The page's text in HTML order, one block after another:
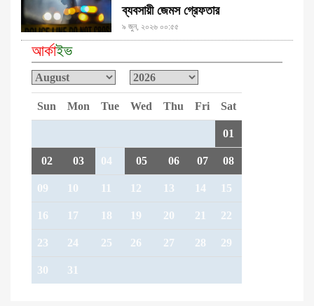
ব্যবসায়ী জেমস গ্রেফতার
৯ জুন, ২০২৬ ০০:৫৫
আর্কাইভ
Sun Mon Tue Wed Thu Fri Sat
01
02 03 04 05 06 07 08
09 10 11 12 13 14 15
16 17 18 19 20 21 22
23 24 25 26 27 28 29
30 31